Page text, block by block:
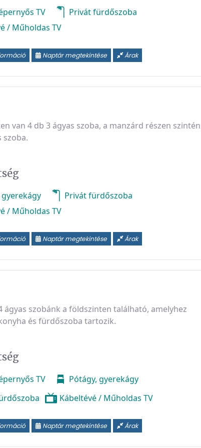
TV
Privát fürdőszoba
/ Műholdas TV
Naptár megtekintése Árak
van 4 db 3 ágyas szoba, a manzárd részen
szoba.
gyerekágy
Privát fürdőszoba
/ Műholdas TV
Naptár megtekintése Árak
ágyas szobánk a földszinten található, amelyhez
és fürdőszoba tartozik.
TV
Pótágy, gyerekágy
Kábeltévé / Műholdas TV
Naptár megtekintése Árak